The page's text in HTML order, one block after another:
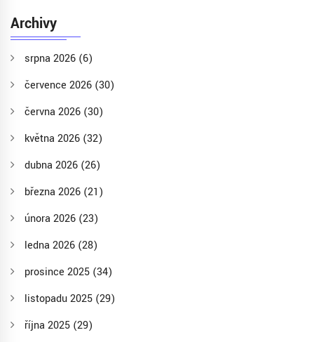
Archivy
srpna 2026 (6)
července 2026 (30)
června 2026 (30)
května 2026 (32)
dubna 2026 (26)
března 2026 (21)
února 2026 (23)
ledna 2026 (28)
prosince 2025 (34)
listopadu 2025 (29)
října 2025 (29)